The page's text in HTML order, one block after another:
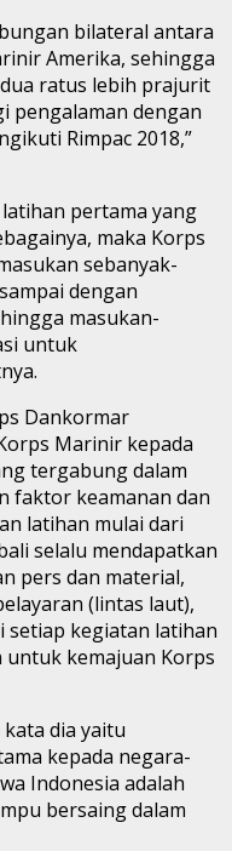
bilateral antara
Amerika, sehingga
ratus lebih prajurit
pengalaman dengan
Rimpac 2018,”
pertama yang
maka Korps
sebanyak-
dengan
masukan-
untuk
Dankormar
Marinir kepada
tergabung dalam
faktor keamanan dan
latihan mulai dari
selalu mendapatkan
pers dan material,
(lintas laut),
setiap kegiatan latihan
kemajuan Korps
dia yaitu
kepada negara-
Indonesia adalah
bersaing dalam